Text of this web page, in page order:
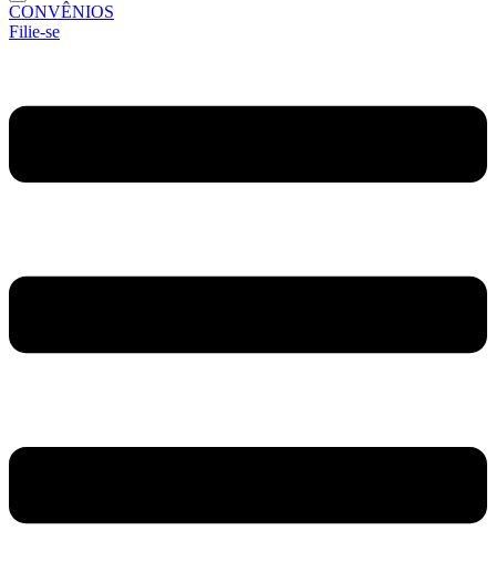
CONVÊNIOS
Filie-se